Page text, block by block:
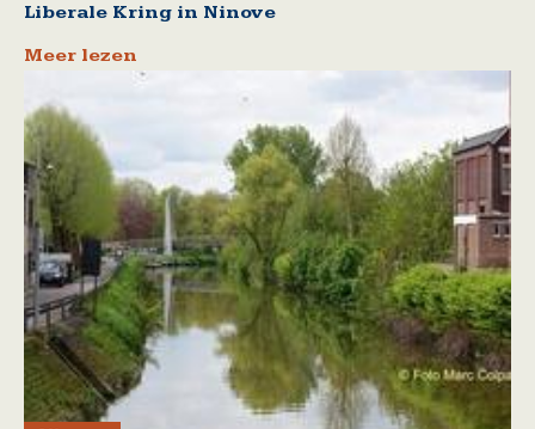
Liberale Kring in Ninove
Meer lezen